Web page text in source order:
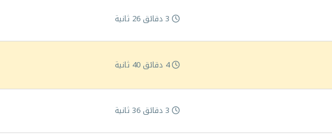
4 دقائق 40 ثانية